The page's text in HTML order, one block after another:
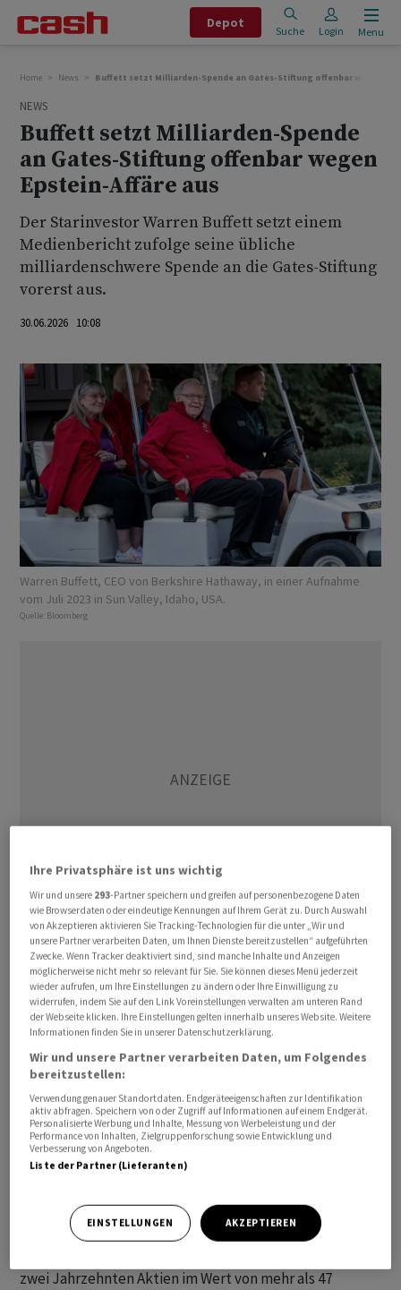
Depot
Suche Login Menu
Home News Buffett setzt Milliarden-Spende an Gates-Stiftung offenbar wegen
NEWS
Buffett setzt Milliarden-Spende
an Gates-Stiftung offenbar wegen
Epstein-Affäre aus
Der Starinvestor Warren Buffett setzt einem
Medienbericht zufolge seine übliche
milliardenschwere Spende ‌an ⁠die Gates-Stiftung
vorerst aus.
30.06.2026 10:08
Warren Buffett, CEO von Berkshire Hathaway, in einer Aufnahme
vom Juli 2023 in Sun Valley, Idaho, USA.
Quelle: Bloomberg
Buffett wolle ⁠die Ergebnisse einer Untersuchung der
Stiftung zu ihren Verbindungen zum verstorbenen
‌Sexualstraftäter Jeffrey Epstein abwarten, berichtete
‌das «Wall Street Journal» ​unter Berufung auf mit den
Plänen vertraute Personen. Buffett verschiebe seine
Entscheidung über die Spende auf einen späteren
Zeitpunkt im Jahr.
Die Stiftung ‌vonMicrosoft-Gründer Bill Gates ist wegen
seiner Kontakten zu Epstein in die Kritik geraten. Der
Chef ​der Stiftung, Mark Suzman, hatte ​eine externe
Sommer erwartet werden. Der ‌95-jährige Buffett,
langjähriger Chef der InvestmentgesellschaftBerkshire
zwei Jahrzehnten ​Aktien ​im Wert von mehr ⁠als 47
Ihre Privatsphäre ist uns wichtig
Wir und unsere 293-Partner speichern und greifen auf personenbezogene Daten
wie Browserdaten oder eindeutige Kennungen auf Ihrem Gerät zu. Durch Auswahl
von Akzeptieren aktivieren Sie Tracking-Technologien für die unter „Wir und
unsere Partner verarbeiten Daten, um Ihnen Dienste bereitzustellen“ aufgeführten
Zwecke. Wenn Tracker deaktiviert sind, sind manche Inhalte und Anzeigen
möglicherweise nicht mehr so relevant für Sie. Sie können dieses Menü jederzeit
wieder aufrufen, um Ihre Einstellungen zu ändern oder Ihre Einwilligung zu
widerrufen, indem Sie auf den Link Voreinstellungen verwalten am unteren Rand
der Webseite klicken. Ihre Einstellungen gelten innerhalb unseres Website. Weitere
Informationen finden Sie in unserer Datenschutzerklärung.
Wir und unsere Partner verarbeiten Daten, um Folgendes
bereitzustellen:
Verwendung genauer Standortdaten. Endgeräteeigenschaften zur Identifikation
aktiv abfragen. Speichern von oder Zugriff auf Informationen auf einem Endgerät.
Personalisierte Werbung und Inhalte, Messung von Werbeleistung und der
Performance von Inhalten, Zielgruppenforschung sowie Entwicklung und
Verbesserung von Angeboten.
Liste der Partner (Lieferanten)
EINSTELLUNGEN AKZEPTIEREN